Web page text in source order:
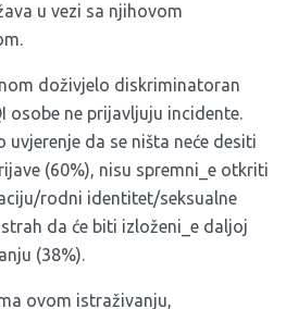
u vezi sa njihovom
doživjelo diskriminatoran
osobe ne prijavljuju incidente.
uvjerenje da se ništa neće desiti
(60%), nisu spremni_e otkriti
rodni identitet/seksualne
da će biti izloženi_e daljoj
(38%).
ovom istraživanju,